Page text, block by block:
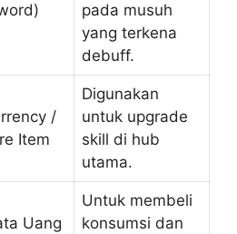
pada musuh
yang terkena
debuff.
/
Item
Digunakan
untuk upgrade
skill di hub
utama.
Uang
Untuk membeli
konsumsi dan